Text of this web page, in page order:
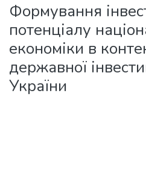
Формування
потенціалу
економіки в
державної
України